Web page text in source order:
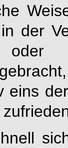
der
eins